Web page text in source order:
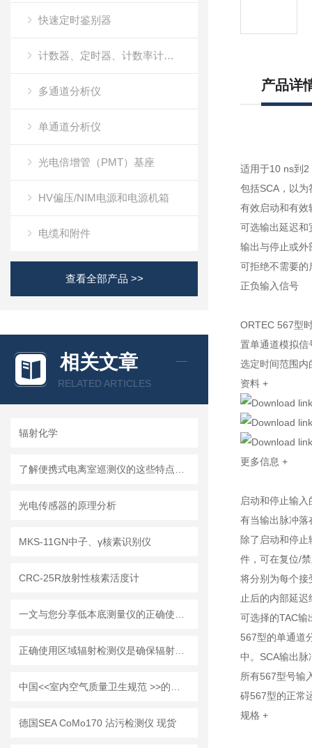
快速定时鉴别器
计数器、定时器、计数率计和多通道定标器（MCS）
多通道分析仪
单通道分析仪
光电倍增管（PMT）基座
HV偏压/NIM电源和电源机箱
电缆和附件
查看全部产品 >>
相关文章
RELATED ARTICLES
辐射化学
光电传感器的原理分析
MKS-11GN中子、γ核素识别仪
CRC-25R放射性核素活度计
德国SEA CoMo170 沾污检测仪 现货
产品详
适用于10 ns到
包括SCA，以为
有效启动和有效
可选输出延迟和
输出与停止或外
可拒绝不需要的
正负输入信号
ORTEC 567型
置单通道模拟信
选定时间范围内
资料 +
更多信息 +
启动和停止输
有当输出脉冲落
除了启动和停
件，可在复位/
将分别为每个接
止后的内部延
可选择的TAC输
567型的单通道
中。SCA输出脉
所有567型号输
碍567型的正常
规格 +